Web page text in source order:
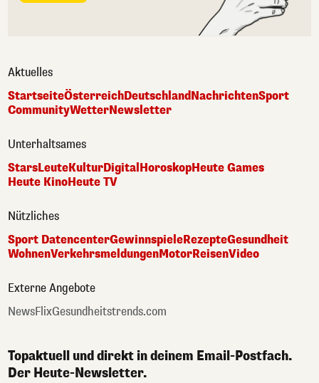
Aktuelles
StartseiteÖsterreichDeutschlandNachrichtenSport
CommunityWetterNewsletter
Unterhaltsames
StarsLeuteKulturDigitalHoroskopHeute Games
Heute KinoHeute TV
Nützliches
Sport DatencenterGewinnspieleRezepteGesundheit
WohnenVerkehrsmeldungenMotorReisenVideo
Externe Angebote
NewsFlixGesundheitstrends.com
Topaktuell und direkt in deinem Email-Postfach.
Der Heute-Newsletter.